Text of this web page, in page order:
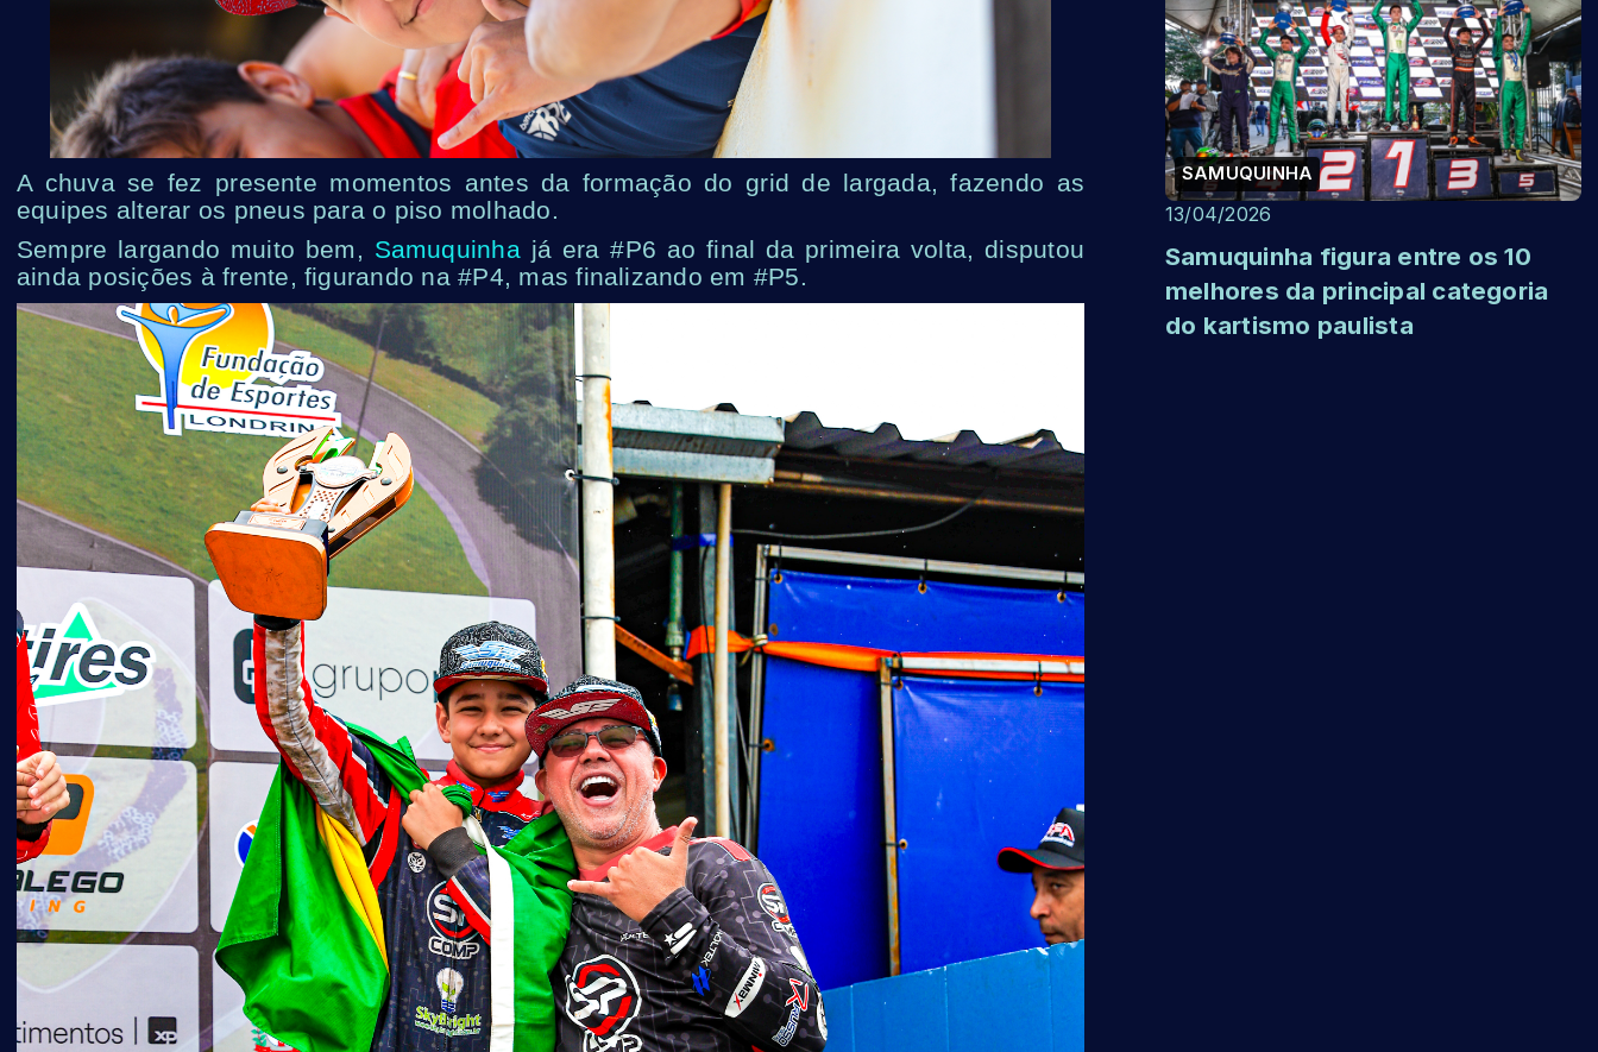
A chuva se fez presente momentos antes da formação do grid de largada, fazendo as
equipes alterar os pneus para o piso molhado.
Sempre largando muito bem, Samuquinhajá era #P6 ao final da primeira volta, disputou
ainda posições à frente, figurando na #P4, mas finalizando em #P5.
SAMUQUINHA
13/04/2026
Samuquinha figura entre os 10
melhores da principal categoria
do kartismo paulista